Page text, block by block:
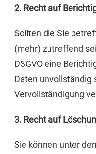
2. Recht auf
Sollten die Sie
(mehr) zutreffend
DSGVO eine
Daten unvollständig
Vervollständigung
3. Recht auf
Sie können unter